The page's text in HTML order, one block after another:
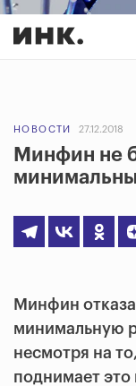
НОВОСТИ 27.12.2018
Минфин не
Минфин
минимальную
несмотря на
поднимает